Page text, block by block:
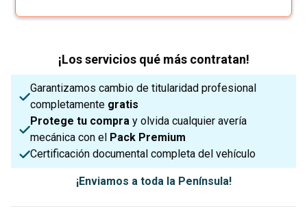
¡Los servicios qué más contratan!
Garantizamos cambio de titularidad profesional
completamente gratis
Protege tu compra y olvida cualquier avería
mecánica con el Pack Premium
Certificación documental completa del vehículo
¡Enviamos a toda la Península!